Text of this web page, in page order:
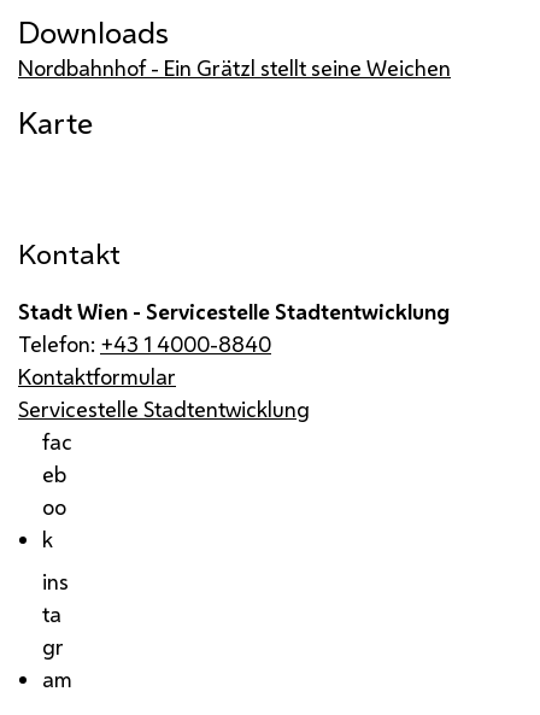
Downloads
Nordbahnhof - Ein Grätzl stellt seine Weichen
Karte
Kontakt
Stadt Wien - Servicestelle Stadtentwicklung
Telefon: +43 1 4000-8840
Kontaktformular
Servicestelle Stadtentwicklung
fac
eb
oo
k
ins
ta
gr
am